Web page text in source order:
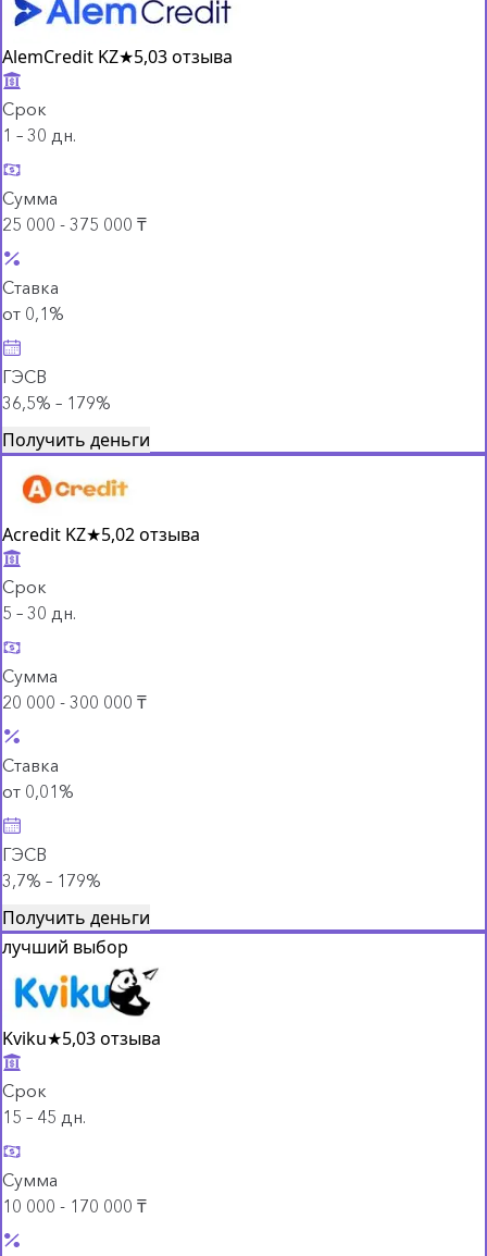
AlemCredit KZ★5,03 отзыва
Срок
1 – 30 дн.
Сумма
25 000 - 375 000 ₸
Ставка
от 0,1%
ГЭСВ
36,5% – 179%
Получить деньги
Acredit KZ★5,02 отзыва
Срок
5 – 30 дн.
Сумма
20 000 - 300 000 ₸
Ставка
от 0,01%
ГЭСВ
3,7% – 179%
Получить деньги
лучший выбор
Kviku★5,03 отзыва
Срок
15 – 45 дн.
Сумма
10 000 - 170 000 ₸